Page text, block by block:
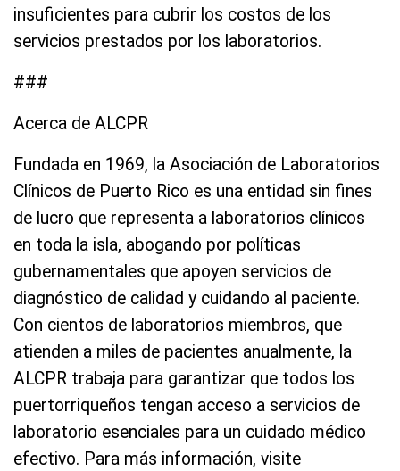
insuficientes para cubrir los costos de los
servicios prestados por los laboratorios.
###
Acerca de ALCPR
Fundada en 1969, la Asociación de Laboratorios
Clínicos de Puerto Rico es una entidad sin fines
de lucro que representa a laboratorios clínicos
en toda la isla, abogando por políticas
gubernamentales que apoyen servicios de
diagnóstico de calidad y cuidando al paciente.
Con cientos de laboratorios miembros, que
atienden a miles de pacientes anualmente, la
ALCPR trabaja para garantizar que todos los
puertorriqueños tengan acceso a servicios de
laboratorio esenciales para un cuidado médico
efectivo. Para más información, visite